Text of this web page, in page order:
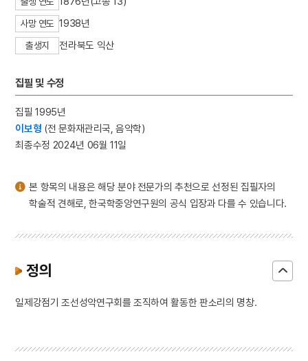
3
국학
4 변상벽
5 원우
8
9 국수장국
10 기축옥사
사망 연도 1938년
출생지 전라북도 익산
집필 및 수정
집필 1995년
이보형 (전 문화재관리국, 음악학)
최종수정 2024년 06월 11일
본 항목의 내용은 해당 분야 전문가의 추천으로 선정된 집필자의
학술적 견해로, 한국학중앙연구원의 공식 입장과 다를 수 있습니다.
정의
일제강점기 조선성악연구회를 조직하여 활동한 판소리의 명창.